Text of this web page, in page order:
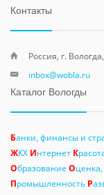
Контакты
Россия, г.
inbox@wobla.ru
Каталог Вологды
Банки, финансы и
ЖКХ Интернет К
Образование Оценка,
Промышленность Р